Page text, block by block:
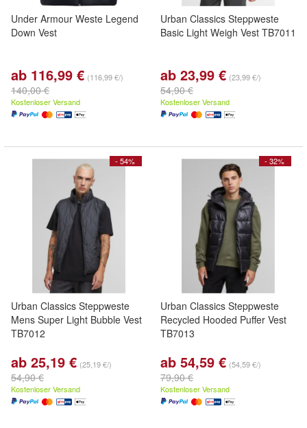
Under Armour Weste Legend
Down Vest
ab 116,99 € (116,99 €/)
140,00 €
Kostenloser Versand
Urban Classics Steppweste
Basic Light Weigh Vest TB7011
ab 23,99 € (23,99 €/)
54,90 €
Kostenloser Versand
- 54%
Urban Classics Steppweste
Mens Super Light Bubble Vest
TB7012
ab 25,19 € (25,19 €/)
54,90 €
Kostenloser Versand
- 32%
Urban Classics Steppweste
Recycled Hooded Puffer Vest
TB7013
ab 54,59 € (54,59 €/)
79,90 €
Kostenloser Versand